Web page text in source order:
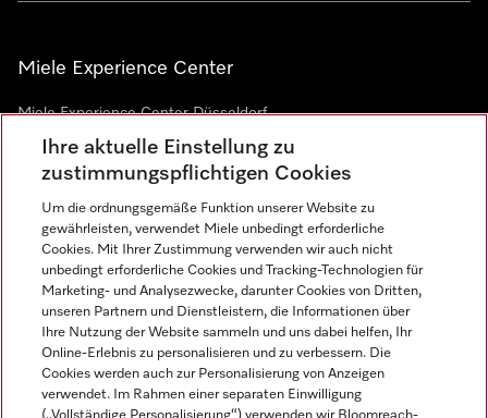
Miele Experience Center
Miele Experience Center Düsseldorf
Miele Experience Center Gütersloh
Newsletter
Ihre aktuelle Einstellung zu
zustimmungspflichtigen Cookies
Um die ordnungsgemäße Funktion unserer Website zu
gewährleisten, verwendet Miele unbedingt erforderliche
Cookies. Mit Ihrer Zustimmung verwenden wir auch nicht
unbedingt erforderliche Cookies und Tracking-Technologien für
Marketing- und Analysezwecke, darunter Cookies von Dritten,
unseren Partnern und Dienstleistern, die Informationen über
Ihre Nutzung der Website sammeln und uns dabei helfen, Ihr
Online-Erlebnis zu personalisieren und zu verbessern. Die
Cookies werden auch zur Personalisierung von Anzeigen
verwendet. Im Rahmen einer separaten Einwilligung